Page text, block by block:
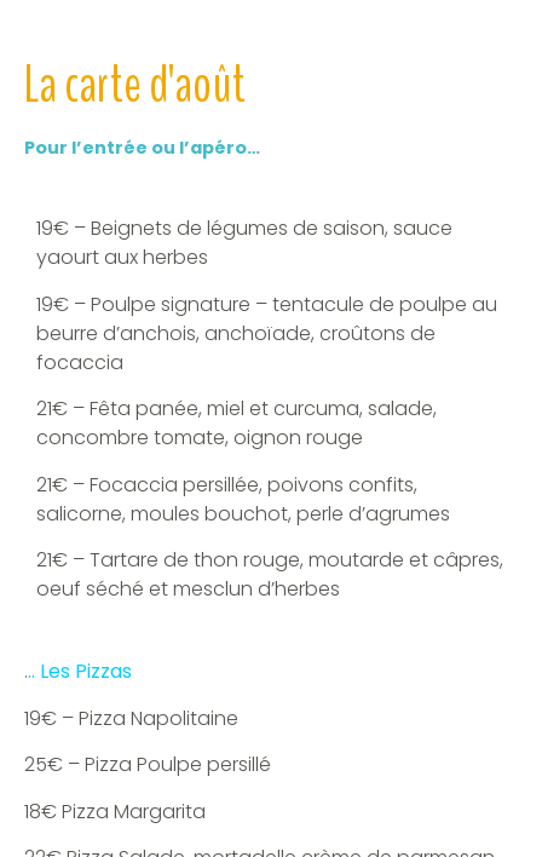
La carte d'août
Pour l’entrée ou l’apéro…
19€ – Beignets de légumes de saison, sauce
yaourt aux herbes
19€ – Poulpe signature – tentacule de poulpe au
beurre d’anchois, anchoïade, croûtons de
focaccia
21€ – Fêta panée, miel et curcuma, salade,
concombre tomate, oignon rouge
21€ – Focaccia persillée, poivons confits,
salicorne, moules bouchot, perle d’agrumes
21€ – Tartare de thon rouge, moutarde et câpres,
oeuf séché et mesclun d’herbes
... Les Pizzas
19€ – Pizza Napolitaine
25€ – Pizza Poulpe persillé
18€ Pizza Margarita